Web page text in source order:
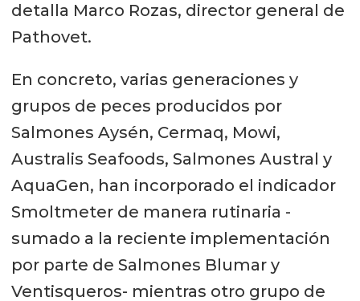
detalla Marco Rozas, director general de
Pathovet.
En concreto, varias generaciones y
grupos de peces producidos por
Salmones Aysén, Cermaq, Mowi,
Australis Seafoods, Salmones Austral y
AquaGen, han incorporado el indicador
Smoltmeter de manera rutinaria -
sumado a la reciente implementación
por parte de Salmones Blumar y
Ventisqueros- mientras otro grupo de